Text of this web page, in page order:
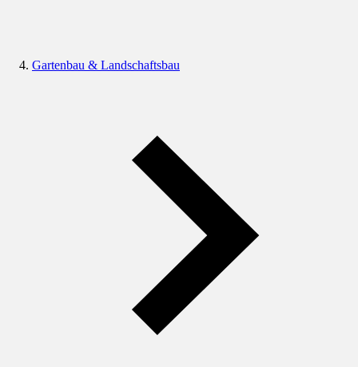
Gartenbau & Landschaftsbau